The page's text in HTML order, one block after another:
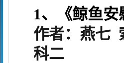
1、
《鲸鱼
作者：燕七
科二